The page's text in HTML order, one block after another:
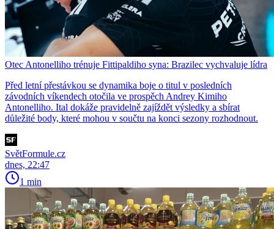
Otec Antonelliho trénuje Fittipaldiho syna: Brazilec vychvaluje lídra
Před letní přestávkou se dynamika boje o titul v posledních
závodních víkendech otočila ve prospěch Andrey Kimiho
Antonelliho. Ital dokáže pravidelně zajíždět výsledky a sbírat
důležité body, které mohou v součtu na konci sezony rozhodnout.
SvětFormule.cz
dnes, 22:47
1 min